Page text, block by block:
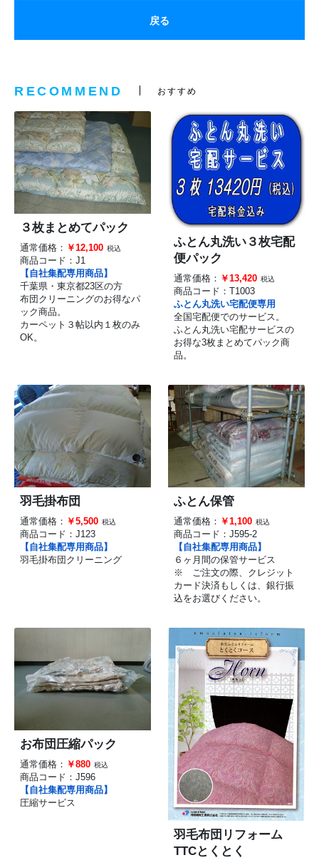
戻る
RECOMMEND おすすめ
３枚まとめてパック
通常価格： ￥12,100 税込
商品コード： J1
【自社集配専用商品】
千葉県・東京都23区の方
布団クリーニングのお得なパ
ック商品。
カーペット３帖以内１枚のみ
OK。
ふとん丸洗い３枚宅配
便パック
通常価格： ￥13,420 税込
商品コード： T1003
ふとん丸洗い宅配便専用
全国宅配便でのサービス。
ふとん丸洗い宅配サービスの
お得な3枚まとめてパック商
品。
羽毛掛布団
通常価格： ￥5,500 税込
商品コード： J123
【自社集配専用商品】
羽毛掛布団クリーニング
ふとん保管
通常価格： ￥1,100 税込
商品コード： J595-2
【自社集配専用商品】
６ヶ月間の保管サービス
※ ご注文の際、クレジット
カード決済もしくは、銀行振
込をお選びください。
お布団圧縮パック
通常価格： ￥880 税込
商品コード： J596
【自社集配専用商品】
圧縮サービス
羽毛布団リフォーム
TTCとくとく